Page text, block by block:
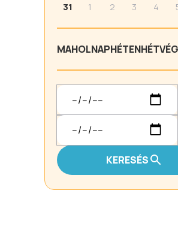
31
1 2 3 4
MAHOLNAPHÉTEN
KERESÉS